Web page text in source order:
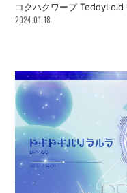
コクハクワープ TeddyLoid
2024.01.18